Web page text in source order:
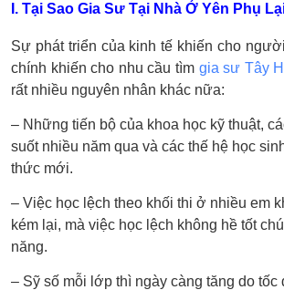
I. Tại Sao Gia Sư Tại Nhà Ở Yên Phụ
Sự phát triển của kinh tế khiến cho
chính khiến cho nhu cầu tìm gia sư Tây
rất nhiều nguyên nhân khác nữa:
– Những tiến bộ của khoa học kỹ thuật,
suốt nhiều năm qua và các thế hệ học
thức mới.
– Việc học lệch theo khối thi ở nhiều em
kém lại, mà việc học lệch không hề tốt
năng.
– Sỹ số mỗi lớp thì ngày càng tăng do